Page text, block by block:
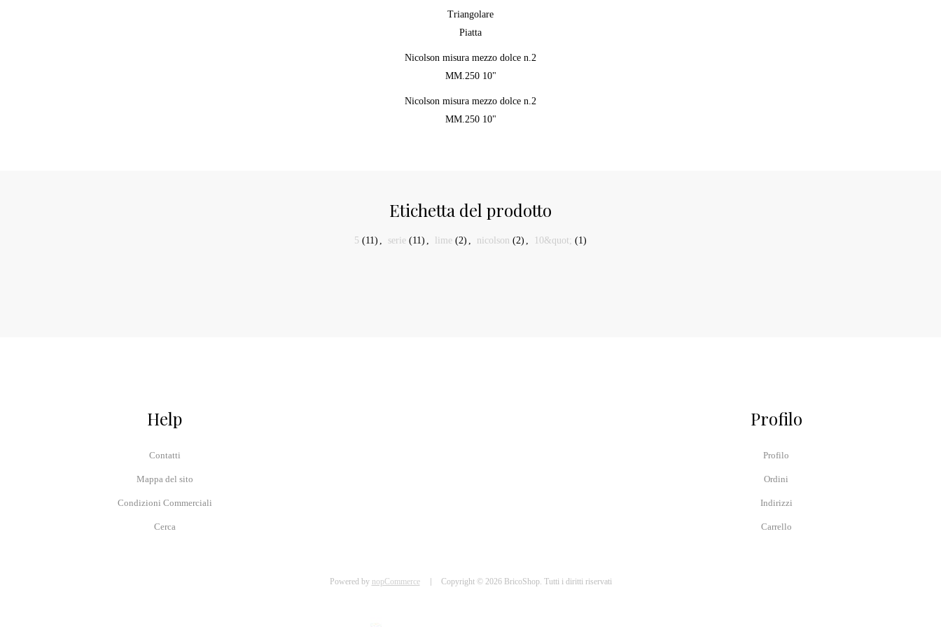
Triangolare
Piatta
Nicolson misura mezzo dolce n.2
MM.250 10"
Nicolson misura mezzo dolce n.2
MM.250 10"
Etichetta del prodotto
5 (11) , serie (11) , lime (2) , nicolson (2) , 10&quot; (1)
Help
Contatti
Mappa del sito
Condizioni Commerciali
Cerca
Profilo
Profilo
Ordini
Indirizzi
Carrello
Powered by nopCommerce Copyright © 2026 BricoShop. Tutti i diritti riservati